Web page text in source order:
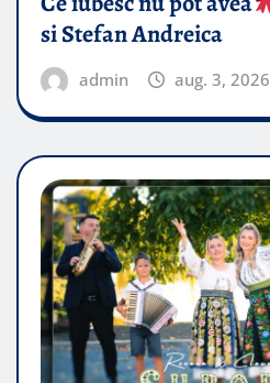
si Stefan Andreica
admin aug. 3, 2026